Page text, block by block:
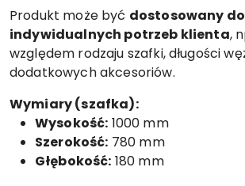
Produkt może być dostosowany do
indywidualnych potrzeb klienta,
względem rodzaju szafki, długości
dodatkowych akcesoriów.
Wymiary (szafka):
Wysokość: 1000 mm
Szerokość: 780 mm
Głębokość: 180 mm